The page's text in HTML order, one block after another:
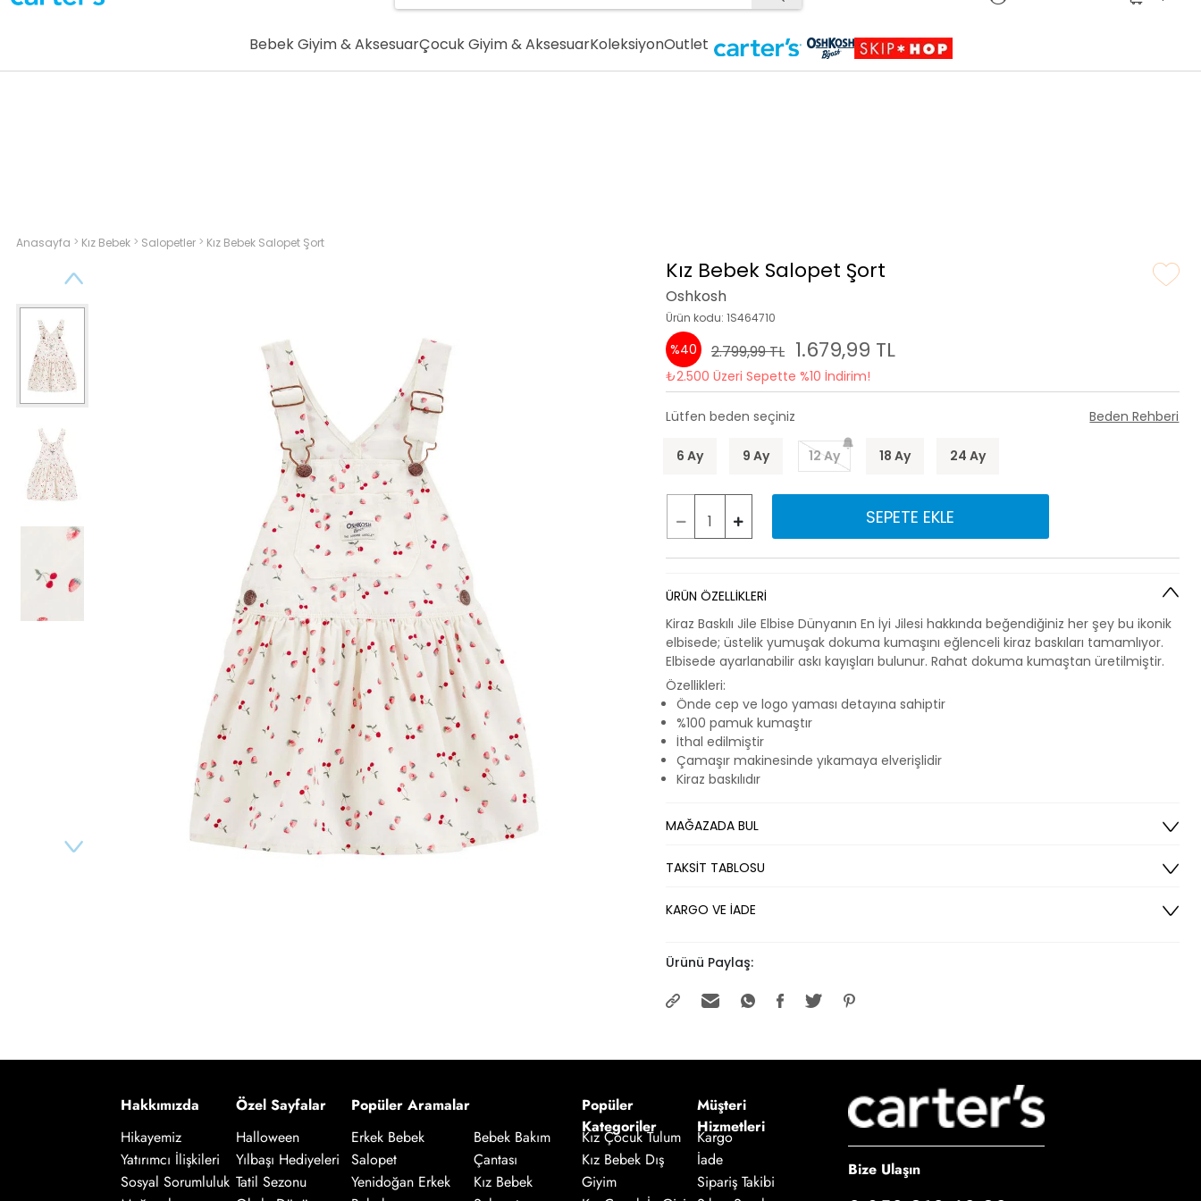
Bebek Giyim & AksesuarÇocuk Giyim & AksesuarKoleksiyonOutlet
Anasayfa > Kız Bebek > Salopetler > Kız Bebek Salopet Şort
Kız Bebek Salopet Şort
Oshkosh
Ürün kodu: 1S464710
%40 2.799,99 TL 1.679,99 TL
₺2.500 Üzeri Sepette %10 İndirim!
Lütfen beden seçiniz Beden Rehberi
6 Ay 9 Ay 12 Ay 18 Ay 24 Ay
SEPETE EKLE
ÜRÜN ÖZELLİKLERİ
Kiraz Baskılı Jile Elbise Dünyanın En İyi Jilesi hakkında beğendiğiniz her şey bu ikonik
elbisede; üstelik yumuşak dokuma kumaşını eğlenceli kiraz baskıları tamamlıyor.
Elbisede ayarlanabilir askı kayışları bulunur. Rahat dokuma kumaştan üretilmiştir.
Özellikleri:
Önde cep ve logo yaması detayına sahiptir
%100 pamuk kumaştır
İthal edilmiştir
Çamaşır makinesinde yıkamaya elverişlidir
Kiraz baskılıdır
MAĞAZADA BUL
TAKSİT TABLOSU
KARGO VE İADE
Ürünü Paylaş:
Hakkımızda
Hikayemiz
Yatırımcı İlişkileri
Sosyal Sorumluluk
Özel Sayfalar
Halloween
Yılbaşı Hediyeleri
Tatil Sezonu
Popüler Aramalar
Erkek Bebek
Salopet
Yenidoğan Erkek
Bebek Bakım
Çantası
Kız Bebek
Popüler
Kategoriler
Kız Çocuk Tulum
Kız Bebek Dış
Giyim
Müşteri
Hizmetleri
Kargo
İade
Sipariş Takibi
Bize Ulaşın